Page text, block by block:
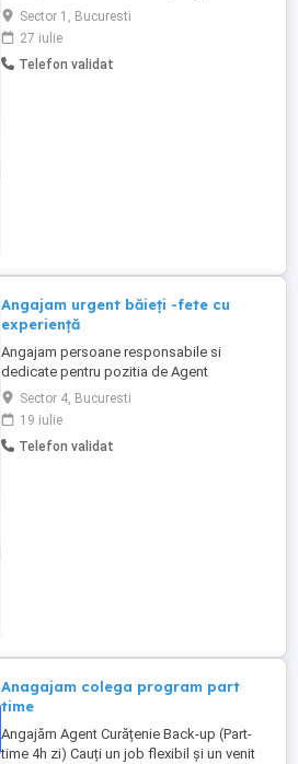
ore respectiv: 6:00-10:00 de luni pana
vineri. Salariu 2500 net. Zona Banu Manta,
sector 1, Bucuresti. Cautam persoana
serioasa si permanenta.
Sector 1, Bucuresti
27 iulie
Telefon validat
Angajam urgent băieți -fete cu
experiență
Angajam persoane responsabile si
dedicate pentru pozitia de Agent
Curatenie. Candidatul ideal va fi
responsabil de mentinerea curateniei si
igienei in spatiile desemnate. Program
3ore 7-10 sau 2 ore 8-10 .Sun Plaza sector
Sector 4, Bucuresti
19 iulie
Telefon validat
Anagajam colega program part
time
Angajăm Agent Curățenie Back-up (Part-
time 4h zi) Cauți un job flexibil și un venit